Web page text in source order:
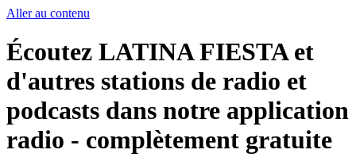
Aller au contenu
Écoutez LATINA FIESTA et
d'autres stations de radio et
podcasts dans notre application
radio - complètement gratuite